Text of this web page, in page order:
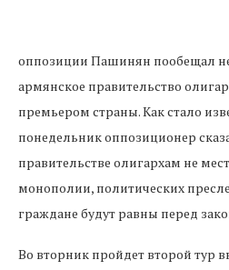
оппозиции Пашинян пообещал
армянское правительство
премьером страны. Как стало
понедельник оппозиционер
правительстве олигархам не
монополии, политических
граждане будут равны перед
Во вторник пройдет второй тур